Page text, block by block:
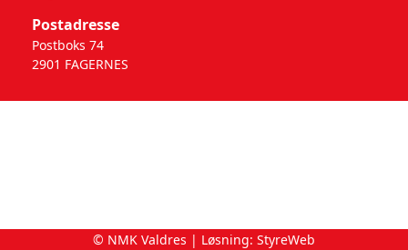
Postadresse
Postboks 74
2901 FAGERNES
© NMK Valdres | Løsning: StyreWeb